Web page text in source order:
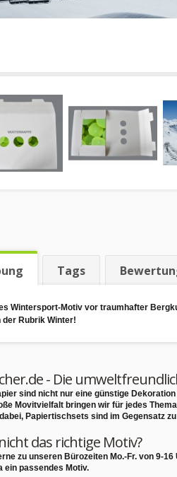
Tags
Wintersport-Motiv vor traumhafter
der Rubrik Winter!
- Die
sind nicht nur eine günstige
Movitvielfalt bringen wir für jedes
Papiertischsets sind im Gegensatz
das richtige Motiv?
zu unseren Bürozeiten Mo.-Fr. von 9-16
ein passendes Motiv.